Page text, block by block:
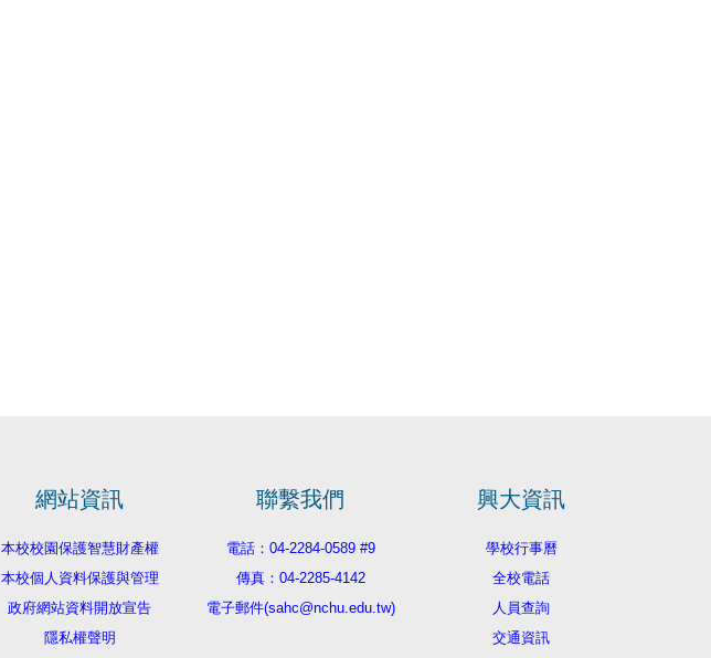
網站資訊
本校校園保護智慧財產權
本校個人資料保護與管理
政府網站資料開放宣告
隱私權聲明
聯繫我們
電話：04-2284-0589 #9
傳真：04-2285-4142
電子郵件(sahc@nchu.edu.tw)
興大資訊
學校行事曆
全校電話
人員查詢
交通資訊